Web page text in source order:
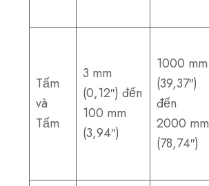
Tấm
và
Tấm
3 mm
(0,12″) đến
100 mm
(3,94″)
1000 mm
(39,37″)
đến
2000 mm
(78,74″)